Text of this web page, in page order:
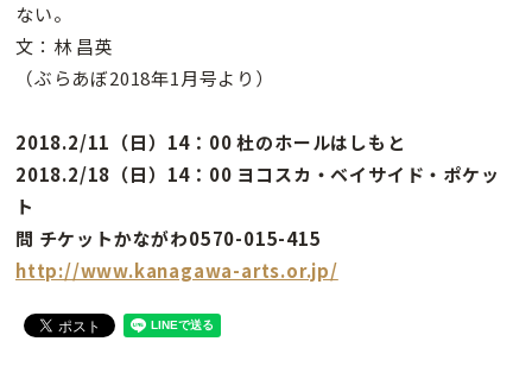
ない。
文：林 昌英
（ぶらあぼ2018年1月号より）
2018.2/11（日）14：00 杜のホールはしもと
2018.2/18（日）14：00 ヨコスカ・ベイサイド・ポケッ
ト
問 チケットかながわ0570-015-415
http://www.kanagawa-arts.or.jp/